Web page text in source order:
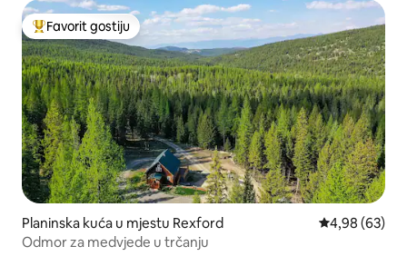
Glavni favorit gostiju
Favorit gostiju
Planinska kuća u mjestu Rexford prosječna
4,98 (63)
Odmor za medvjede u trčanju